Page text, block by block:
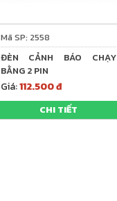
Mã SP: 2558
ĐÈN CẢNH BÁO CHẠY
BẰNG 2 PIN
Giá:112.500 đ
CHI TIẾT